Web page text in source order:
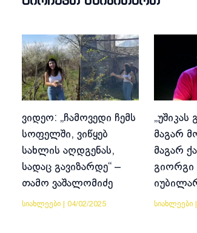
ვიდეო: „ჩამოვედი ჩემს
სოფელში, ვიწყებ
სახლის აღდგენას,
სადაც გავიზარდე“ –
თამო ვაშალომიძე
სიახლეები 04/02/2025
„უშიკას
მაგარ
მაგარ
გიორგი
სიახლეები